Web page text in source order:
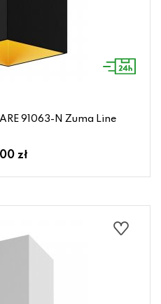
91063-N Zuma Line
zł